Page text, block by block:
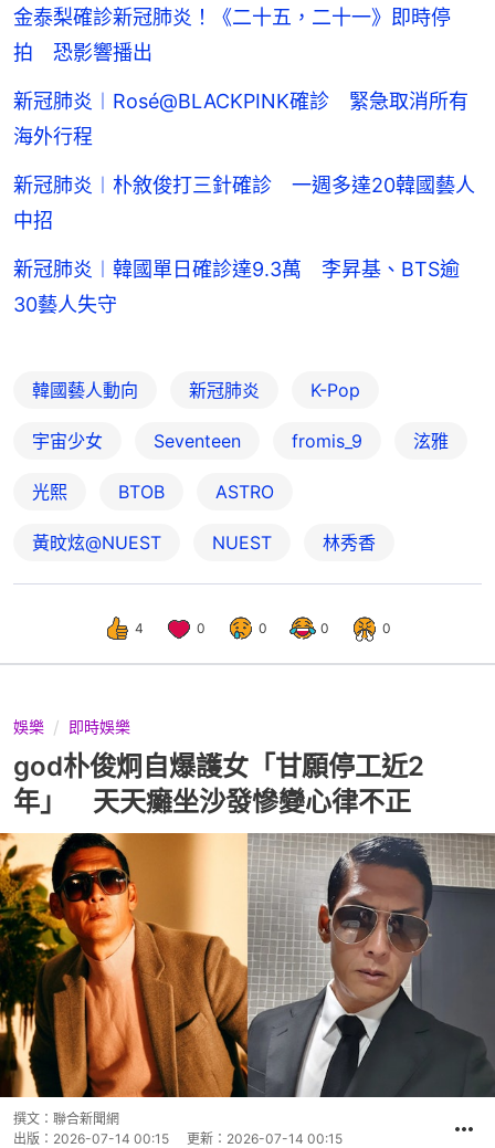
金泰梨確診新冠肺炎！《二十五，二十一》即時停
拍 恐影響播出
新冠肺炎︱Rosé@BLACKPINK確診 緊急取消所有
海外行程
新冠肺炎︱朴敘俊打三針確診 一週多達20韓國藝人
中招
新冠肺炎︱韓國單日確診達9.3萬 李昇基、BTS逾
30藝人失守
韓國藝人動向 新冠肺炎 K-Pop
宇宙少女 Seventeen fromis_9 泫雅
光熙 BTOB ASTRO
黃旼炫@NUEST NUEST 林秀香
4 0 0 0 0
娛樂 即時娛樂
god朴俊炯自爆護女「甘願停工近2
年」 天天癱坐沙發慘變心律不正
撰文： 聯合新聞網
出版： 2026-07-14 00:15 更新： 2026-07-14 00:15